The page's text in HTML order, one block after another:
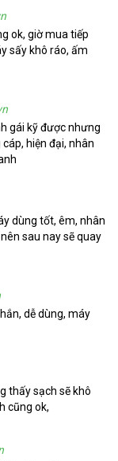
ok, giờ mua tiếp
sấy khô ráo, ấm
gái kỹ được nhưng
hiện đại, nhân
dùng tốt, êm, nhân
sau nay sẽ quay
dễ dùng, máy
thấy sạch sẽ khô
cũng ok,